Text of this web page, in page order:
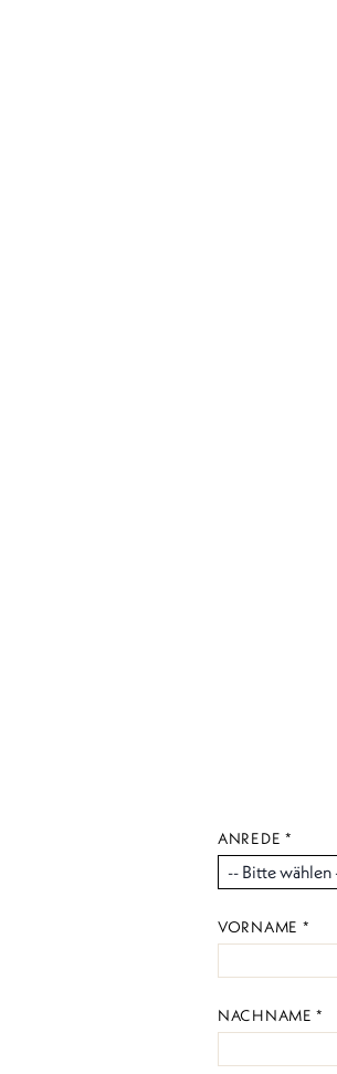
ANREDE *
VORNAME *
NACHNAME *